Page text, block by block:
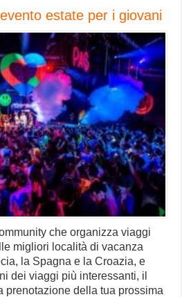
estate per i giovani
che organizza viaggi
migliori località di vacanza
la Spagna e la Croazia, e
dei viaggi più interessanti, il
prenotazione della tua prossima